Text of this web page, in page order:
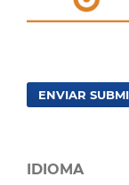
ENVIAR
IDIOMA